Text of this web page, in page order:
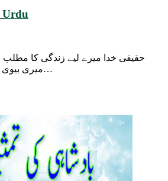
Urdu
حقیقی خدا میرے لیے زندگی کا مطلب
میری بیوی ، دو بچے ، اور میں…